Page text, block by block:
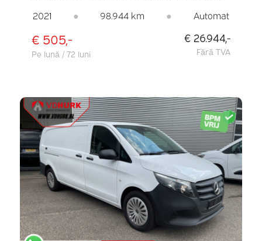
MARȘARIER/ CRUISE CONTROL/ CÂRLIG DE
REMORCARE/ AER CONDIȚIONAT
2021 ● 98.944 km ● Automat
€ 505,-
Pe lună / 72 luni
€ 26.944,-
Fără TVA